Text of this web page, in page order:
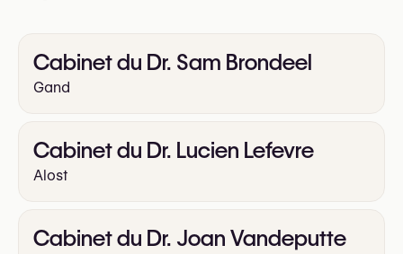
Cabinet du Dr. Sam Brondeel
Gand
Cabinet du Dr. Lucien Lefevre
Alost
Cabinet du Dr. Joan Vandeputte